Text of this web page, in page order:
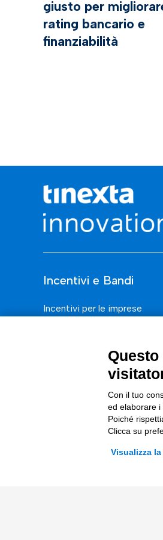
giusto per
rating bancario e
finanziabilità
Incentivi e Bandi
Incentivi per le imprese
Con il tuo
ed elaborare i
Poiché
Clicca su
Visualizza